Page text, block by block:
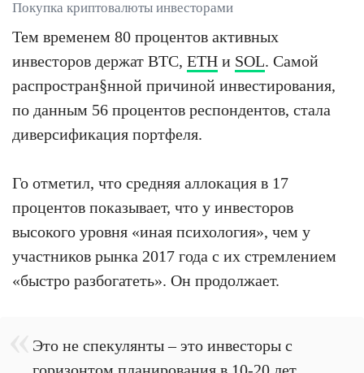
Покупка криптовалюты инвесторами
Тем временем 80 процентов активных
инвесторов держат BTC, ETH и SOL. Самой
распростран§нной причиной инвестирования,
по данным 56 процентов респондентов, стала
диверсификация портфеля.
Го отметил, что средняя аллокация в 17
процентов показывает, что у инвесторов
высокого уровня «иная психология», чем у
участников рынка 2017 года с их стремлением
«быстро разбогатеть». Он продолжает.
Это не спекулянты – это инвесторы с